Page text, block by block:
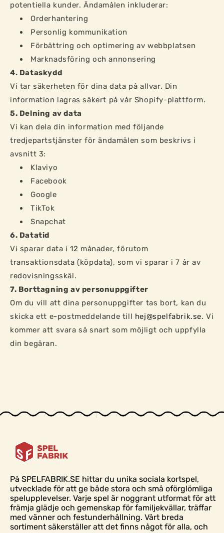
potentiella kunder. Ändamålen inkluderar:
Orderhantering
Personlig kommunikation
Förbättring och optimering av webbplatsen
Marknadsföring och annonsering
4. Dataskydd
Vi tar säkerheten för dina data på allvar. Din
information lagras säkert på vår Shopify-plattform.
5. Delning av data
Vi kan dela din information med följande
tredjepartstjänster för ändamålen som beskrivs i
avsnitt 3:
Klaviyo
Facebook
Google
TikTok
Snapchat
6. Datatid
Vi sparar data i 12 månader, förutom
transaktionsdata (köpdata), som vi sparar i 7 år av
redovisningsskäl.
7. Borttagning av personuppgifter
Om du vill att dina personuppgifter tas bort, kan du
skicka ett e-postmeddelande till hej@spelfabrik.se. Vi
kommer att svara så snart som möjligt och uppfylla
din begäran.
På SPELFABRIK.SE hittar du unika sociala kortspel,
utvecklade för att ge både stora och små oförglömliga
spelupplevelser. Varje spel är noggrant utformat för att
främja glädje och gemenskap för familjekvällar, träffar
med vänner och festunderhållning. Vårt breda
sortiment säkerställer att det finns något för alla, och